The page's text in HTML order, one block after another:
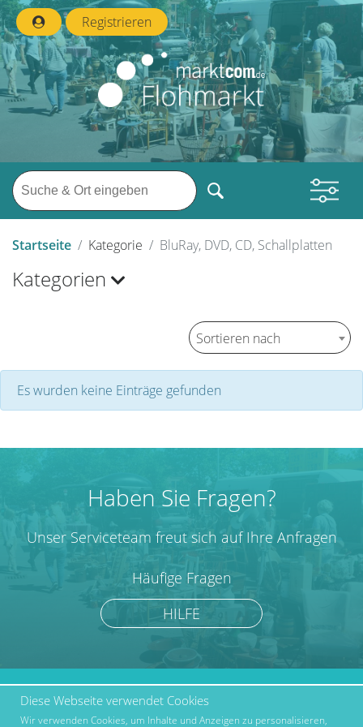
Registrieren
Startseite Kategorie BluRay, DVD, CD, Schallplatten
Kategorien
Sortieren nach
Es wurden keine Einträge gefunden
Haben Sie Fragen?
Unser Serviceteam freut sich auf Ihre Anfragen
Häufige Fragen
HILFE
marktcom.de Deutschland
GmbH © 2019
Werben bei Marktcom
Diese Webseite verwendet Cookies
Wir verwenden Cookies, um Inhalte und Anzeigen zu personalisieren,